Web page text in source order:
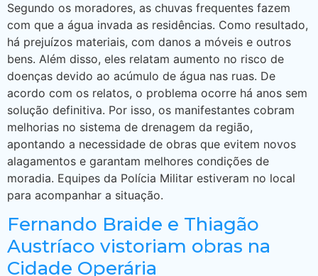
Segundo os moradores, as chuvas frequentes fazem
com que a água invada as residências. Como resultado,
há prejuízos materiais, com danos a móveis e outros
bens. Além disso, eles relatam aumento no risco de
doenças devido ao acúmulo de água nas ruas. De
acordo com os relatos, o problema ocorre há anos sem
solução definitiva. Por isso, os manifestantes cobram
melhorias no sistema de drenagem da região,
apontando a necessidade de obras que evitem novos
alagamentos e garantam melhores condições de
moradia. Equipes da Polícia Militar estiveram no local
para acompanhar a situação.
Fernando Braide e Thiagão
Austríaco vistoriam obras na
Cidade Operária